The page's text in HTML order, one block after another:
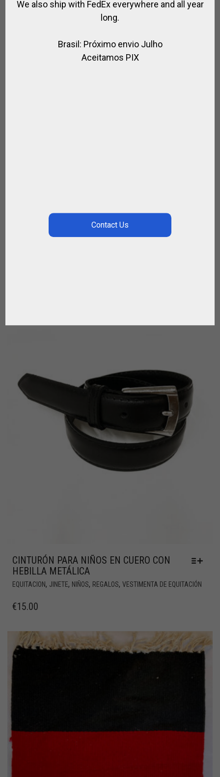
VESTIMENTA
CINTURÓN PARA NIÑOS EN CUERO CON
HEBILLA METÁLICA
EQUITACION, JINETE, NIÑOS, REGALOS, VESTIMENTA DE EQUITACIÓN
€15.00
We also ship with FedEx everywhere and all year
long.
Brasil: Próximo envio Julho
Aceitamos PIX